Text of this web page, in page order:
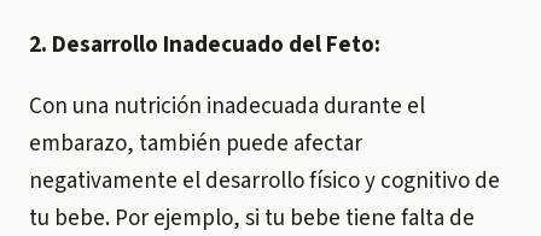
2. Desarrollo Inadecuado del Feto:
Con una nutrición inadecuada durante el
embarazo, también puede afectar
negativamente el desarrollo físico y cognitivo de
tu bebe. Por ejemplo, si tu bebe tiene falta de